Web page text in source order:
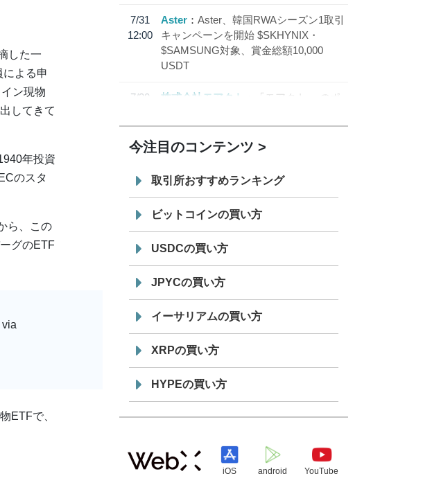
した一
よる申
ン現物
してきて
年投資
のスタ
ら、この
グのETF
ETFで、
7/31
12:00
Aster
Aster、韓国RWAシーズン1取引
キャンペーンを開始 $SKHYNIX・
$SAMSUNG対象、賞金総額10,000
USDT
7/30
株式会社モアクト
「モアクト」 のポ
「 JPYC」を追加
19:30
てステーブルコイン「JPYSC」徹底解
説セミナーを開催
今注目のコンテンツ
取引所おすすめランキング
ビットコインの買い方
USDCの買い方
JPYCの買い方
イーサリアムの買い方
XRPの買い方
HYPEの買い方
iOS android YouTube